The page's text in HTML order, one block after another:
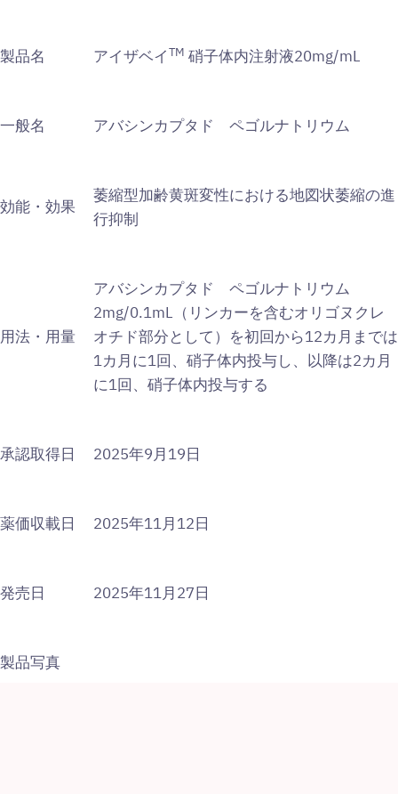
製品名 アイザベイTM 硝子体内注射液20mg/mL
一般名 アバシンカプタド ペゴルナトリウム
効能・効果
萎縮型加齢黄斑変性における地図状萎縮の進
行抑制
用法・用量
アバシンカプタド ペゴルナトリウム
2mg/0.1mL（リンカーを含むオリゴヌクレ
オチド部分として）を初回から12カ月までは
1カ月に1回、硝子体内投与し、以降は2カ月
に1回、硝子体内投与する
承認取得日 2025年9月19日
薬価収載日 2025年11月12日
発売日 2025年11月27日
製品写真